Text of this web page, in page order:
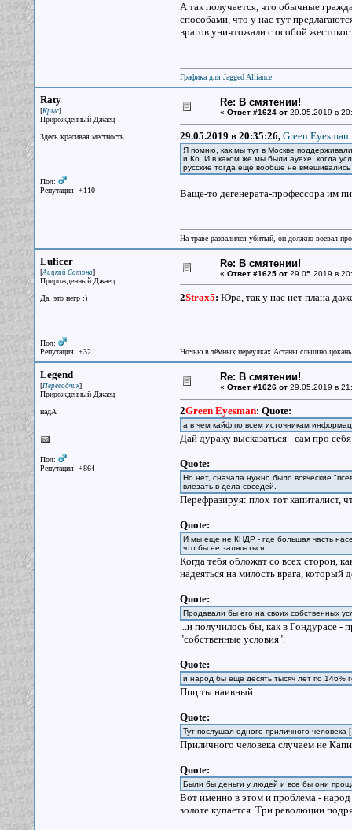
А так получается, что обычные
способами, что у нас тут
врагов уничтожали с особой
Графика для Jagged Alliance
Raty
[Крыс]
Прирожденный Джаец
Здесь красивая местность...
Пол:
Репутация: +110
Re: В смятении!
« Ответ #1624 от29.05.2019 в
29.05.2019 в 20:35:26, Green Eyesman
Я помню, как мы тут в Москве
и Ко. И в каком же мы были ауехе, когда
русские тогда еще вообще не
Ваще-то дегенерата-профессора им
На траве развалился убитый, он должно воевал
Luficer
[Аццкий Сотона]
Прирожденный Джаец
Да, это негр :)
Пол:
Репутация: +321
Re: В смятении!
« Ответ #1625 от29.05.2019 в
2Strax5: Юра, так у нас нет плана
Ночью в тёмных переулках Астаны слышно
Legend
[Переводчик]
Прирожденный Джаец
надА
Пол:
Репутация: +864
Re: В смятении!
« Ответ #1626 от29.05.2019 в
2Green Eyesman: Quote:
а в чем кайф по всем источникам
Дай дураку высказаться - сам про
Quote:
Но нет, сначала нужно было всяческие
влезать в дела соседей.
Перефразируя: плох тот капиталист,
Quote:
И мы еще не КНДР - где большая часть
что бы не заляпаться.
Когда тебя обложат со всех сторон,
надеяться на милость врага,
Quote:
Продавали бы его на своих собственных
...и получилось бы, как в Гондурасе -
"собственные условия".
Quote:
и народ бы еще десять тысяч лет по 146%
Ппц ты наивный.
Quote:
Тут послушал одного приличного
Приличного человека случаем не
Quote:
Были бы деньги у людей и все бы они
Вот именно в этом и проблема - народ
золоте купается. Три революции